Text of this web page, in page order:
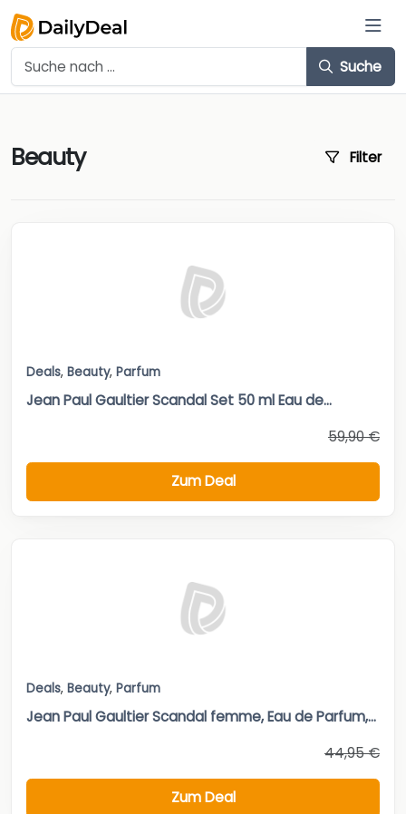
Suche
Beauty Filter
Deals, Beauty, Parfum
Jean Paul Gaultier Scandal Set 50 ml Eau de...
59,90 €
Zum Deal
Deals, Beauty, Parfum
Jean Paul Gaultier Scandal femme, Eau de Parfum,...
44,95 €
Zum Deal